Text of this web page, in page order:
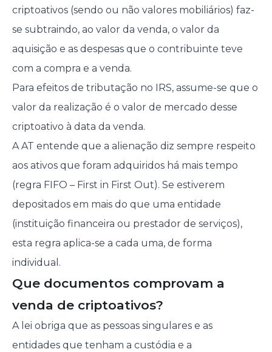
criptoativos (sendo ou não valores mobiliários) faz-
se subtraindo, ao valor da venda, o valor da
aquisição e as despesas que o contribuinte teve
com a compra e a venda.
Para efeitos de tributação no IRS, assume-se que o
valor da realização é o valor de mercado desse
criptoativo à data da venda.
A AT entende que a alienação diz sempre respeito
aos ativos que foram adquiridos há mais tempo
(regra FIFO – First in First Out). Se estiverem
depositados em mais do que uma entidade
(instituição financeira ou prestador de serviços),
esta regra aplica-se a cada uma, de forma
individual.
Que documentos comprovam a
venda de criptoativos?
A lei obriga que as pessoas singulares e as
entidades que tenham a custódia e a